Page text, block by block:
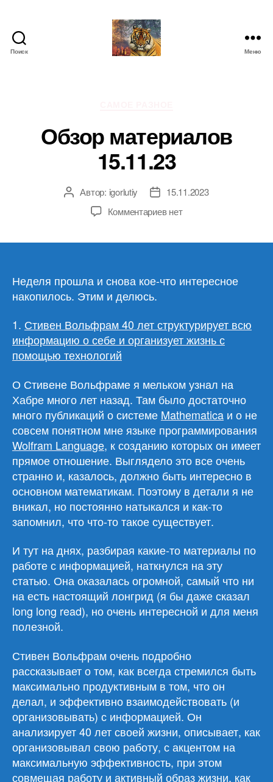
Поиск Меню
Обзор материалов
15.11.23
Автор
записи
Автор: igorlutiy
Дата15.11.2023
Комментариевк
нет
Неделя прошла и снова кое-что интересное
накопилось. Этим и делюсь.
1. Стивен Вольфрам 40 лет структурирует всю
информацию о себе и организует жизнь с
помощью технологий
О Стивене Вольфраме я мельком узнал на
Хабре много лет назад. Там было достаточно
много публикаций о системе Mathematica и о не
совсем понятном мне языке программирования
Wolfram Language, к созданию которых он имеет
прямое отношение. Выглядело это все очень
странно и, казалось, должно быть интересно в
основном математикам. Поэтому в детали я не
вникал, но постоянно натыкался и как-то
запомнил, что что-то такое существует.
И тут на днях, разбирая какие-то материалы по
работе с информацией, наткнулся на эту
статью. Она оказалась огромной, самый что ни
на есть настоящий лонгрид (я бы даже сказал
long long read), но очень интересной и для меня
полезной.
Стивен Вольфрам очень подробно
рассказывает о том, как всегда стремился быть
максимально продуктивным в том, что он
делал, и эффективно взаимодействовать (и
организовывать) с информацией. Он
анализирует 40 лет своей жизни, описывает, как
организовывал свою работу, с акцентом на
максимальную эффективность, при этом
совмещая работу и активный образ жизни, как